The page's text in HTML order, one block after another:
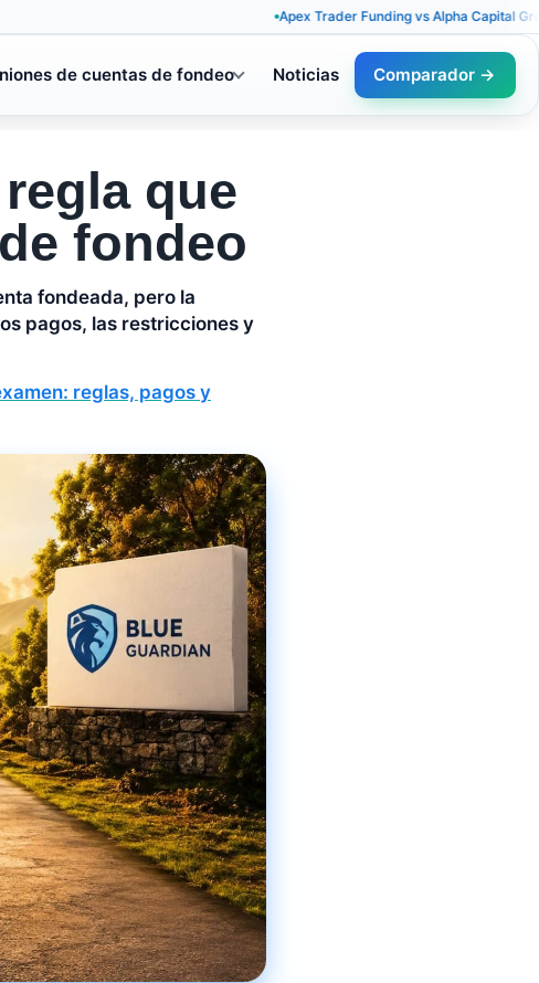
Apex Trader Funding vs Alpha Capital Group:
de cuentas de fondeo Noticias Comparador →
que
fondeo
fondeada, pero la
pagos, las restricciones y
reglas, pagos y